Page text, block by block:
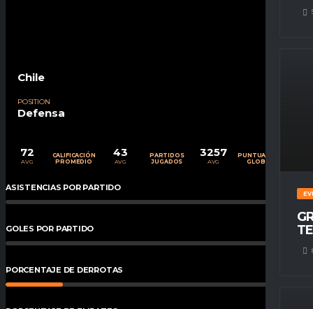
Chile
POSITION
Defensa
72
AVG
CALIFICACIÓN
PROMEDIO
43
AVG
PARTIDOS
JUGADOS
3257
AVG
PUNTUACIÓN
GLOBAL
ASISTENCIAS POR PARTIDO 0%
GOLES POR PARTIDO 0%
PORCENTAJE DE DERROTAS